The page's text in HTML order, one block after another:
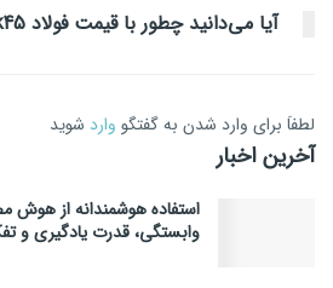
آیا می‌دانید چطور با قیمت فولاد ck45 برنده بازی باشید؟
لطفاَ برای وارد شدن به گفتگو وارد شوید
آخرین اخبار
استفاده هوشمندانه از هوش
وابستگی، قدرت یادگیری و